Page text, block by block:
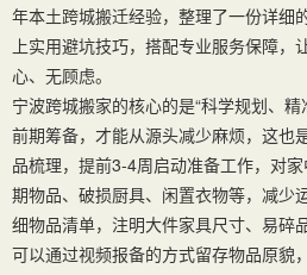
年本土跨城搬迁经验，整理了一份详细
上实用避坑技巧，搭配专业服务保障，
心、无顾虑。
宁波跨城搬家的核心的是“科学规划、
前期筹备，才能从源头减少麻烦，这也
品梳理，提前3-4周启动准备工作，对
期物品、破损厨具、闲置衣物等，减少
细物品清单，注明大件家具尺寸、易碎
可以通过视频报备的方式留存物品原貌